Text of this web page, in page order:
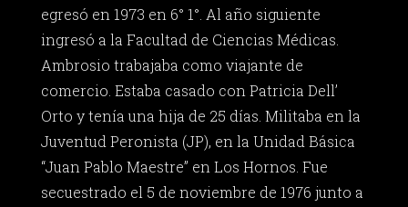
egresó en 1973 en 6° 1°. Al año siguiente
ingresó a la Facultad de Ciencias Médicas.
Ambrosio trabajaba como viajante de
comercio. Estaba casado con Patricia Dell’
Orto y tenía una hija de 25 días. Militaba en la
Juventud Peronista (JP), en la Unidad Básica
“Juan Pablo Maestre” en Los Hornos. Fue
secuestrado el 5 de noviembre de 1976 junto a